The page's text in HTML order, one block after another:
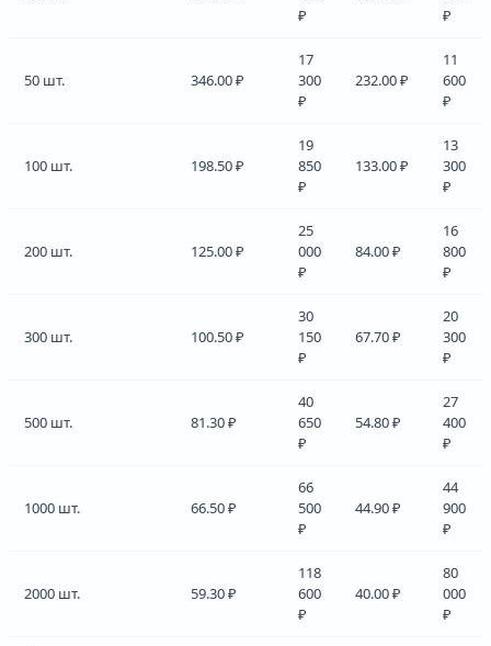
₽
₽
50 шт. 346.00 ₽
17
300
₽
232.00 ₽
11
600
₽
100 шт. 198.50 ₽
19
850
₽
133.00 ₽
13
300
₽
200 шт. 125.00 ₽
25
000
₽
84.00 ₽
16
800
₽
300 шт. 100.50 ₽
30
150
₽
67.70 ₽
20
300
₽
500 шт. 81.30 ₽
40
650
₽
54.80 ₽
27
400
₽
1000 шт. 66.50 ₽
66
500
₽
44.90 ₽
44
900
₽
2000 шт. 59.30 ₽
118
600
₽
40.00 ₽
80
000
₽